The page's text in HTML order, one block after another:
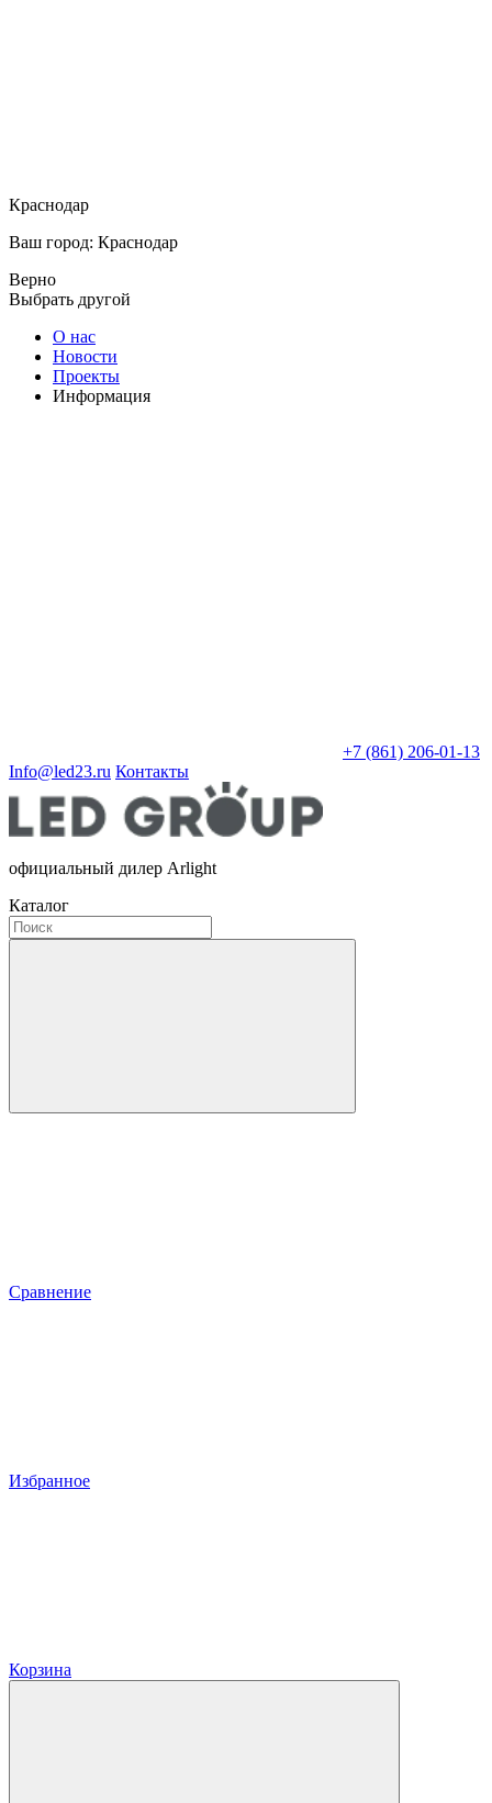
Краснодар
Ваш город: Краснодар
Верно
Выбрать другой
О нас
Новости
Проекты
Информация
+7 (861) 206-01-13
Info@led23.ru Контакты
официальный дилер Arlight
Каталог
Сравнение
Избранное
Корзина